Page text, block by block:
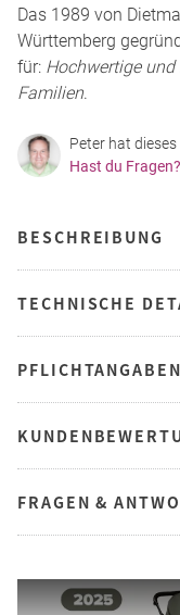
Das 1989 von
Württemberg
für: Hochwertige
Familien.
Peter hat
Hast du Fragen?
BESCHREIBUNG
TECHNISCHE
PFLICHTANGABEN
FRAGEN &